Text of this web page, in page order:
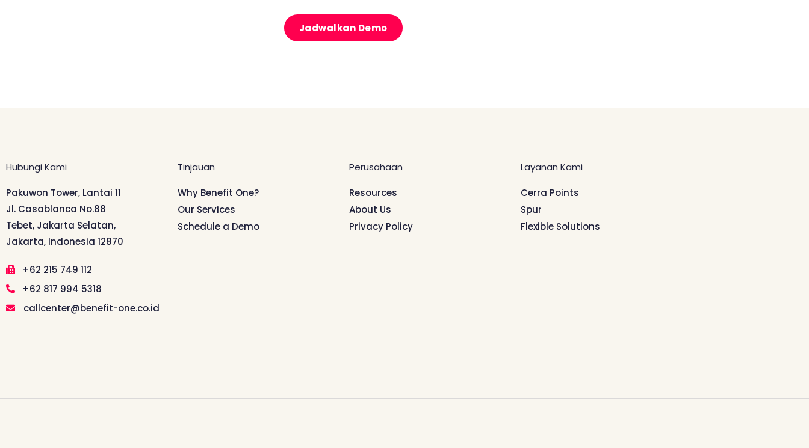
Jadwalkan Demo
Hubungi Kami
Pakuwon Tower, Lantai 11
Jl. Casablanca No.88
Tebet, Jakarta Selatan,
Jakarta, Indonesia 12870
+62 215 749 112
+62 817 994 5318
callcenter@benefit-one.co.id
Tinjauan
Why Benefit One?
Our Services
Schedule a Demo
Perusahaan
Resources
About Us
Privacy Policy
Layanan Kami
Cerra Points
Spur
Flexible Solutions